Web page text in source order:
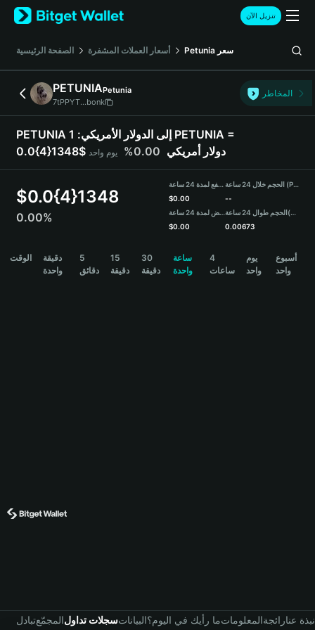
English
日本語
Русский
Español (Latinoamérica)
Türkçe
Deutsch
简体中文
Português (Portugal)
Bahasa Indonesia
বাংলা
تنزيل الآن
الصفحة الرئيسية أسعار العملات المشفرة Petunia سعر
PETUNIAPetunia
7tPPYT...bonk
المخاطر
PETUNIA إلى الدولار الأمريكي: 1 PETUNIA =
0.0{4}1348$ دولار أمريكي 0.00% يوم واحد
$0.0{4}1348
0.00%
مرتفع لمدة 24 ساعة
$0.00
منخفض لمدة 24 ساعة
$0.00
الحجم خلال 24 ساعة (PETUNIA)
--
الحجم طوال 24 ساعة(USDT)
0.00673
الوقت
دقيقة
واحدة
5
دقائق
15
دقيقة
30
دقيقة
ساعة
واحدة
4
ساعات
يوم
واحد
أسبوع
واحد
تبادلالمجمّعسجلات تداولالبياناتما رأيك في اليوم؟المعلوماترائجةنبذة عنا